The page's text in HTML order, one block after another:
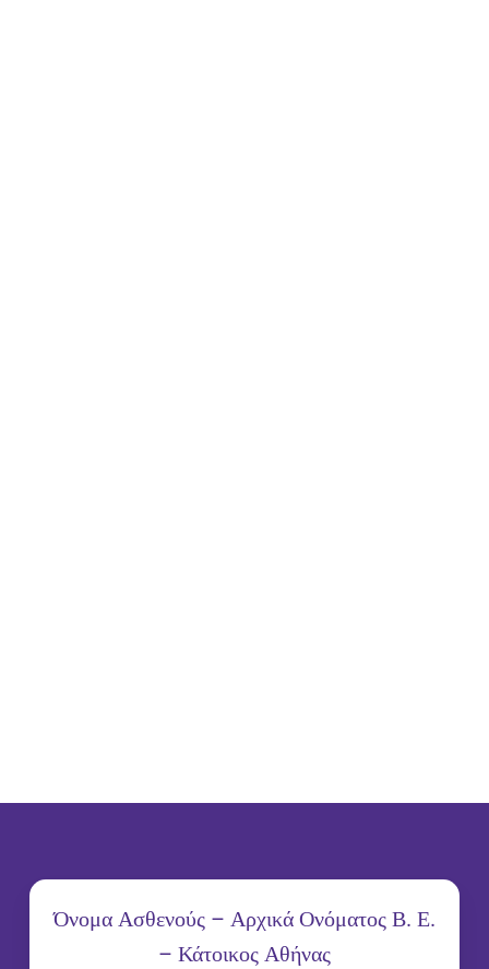
Όνομα Ασθενούς – Αρχικά Ονόματος Β. Ε.
– Κάτοικος Αθήνας